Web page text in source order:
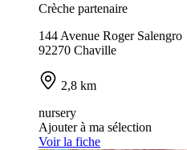
Crèche partenaire
144 Avenue Roger Salengro
92270 Chaville
2,8 km
nursery
Ajouter à ma sélection
Voir la fiche